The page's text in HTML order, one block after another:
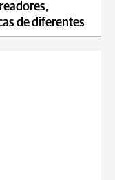
de diferentes